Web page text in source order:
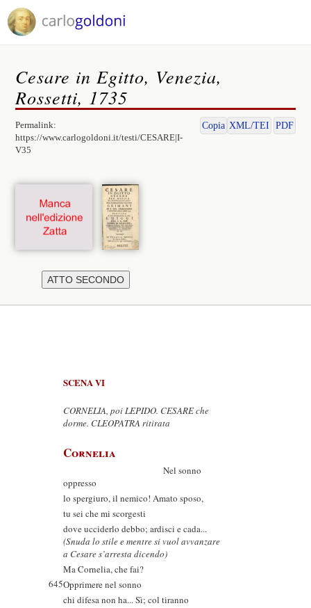
Cesare in Egitto, Venezia,
Rossetti, 1735
Permalink:
https://www.carlogoldoni.it/testi/CESARE|I-
V35
Copia XML/TEI PDF
SCENA VI
CORNELIA, poi LEPIDO. CESARE che
dorme. CLEOPATRA ritirata
Cornelia
Nel sonno
oppresso
lo spergiuro, il nemico! Amato sposo,
tu sei che mi scorgesti
dove ucciderlo debbo; ardisci e cada...
(Snuda lo stile e mentre si vuol avvanzare
a Cesare s’arresta dicendo)
Ma Cornelia, che fai?
645Opprimere nel sonno
chi difesa non ha... Sì; col tiranno